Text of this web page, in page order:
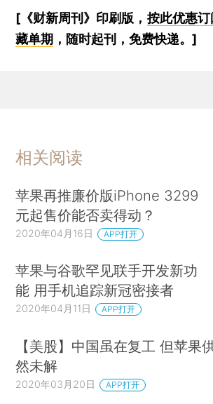
[《财新周刊》印刷版， 按此优惠
藏单期 ，随时起刊，免费快递。]
相关阅读
苹果再推廉价版iPhone 3299
元起售价能否卖得动？
2020年04月16日 APP打开
苹果与谷歌罕见联手开发新功
能 用手机追踪新冠密接者
2020年04月11日 APP打开
【美股】中国虽在复工 但苹果
然未解
2020年03月20日 APP打开